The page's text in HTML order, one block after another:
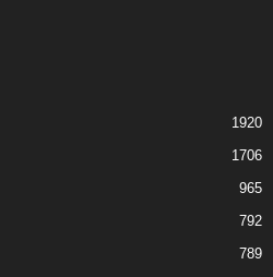
1920
1706
965
792
789